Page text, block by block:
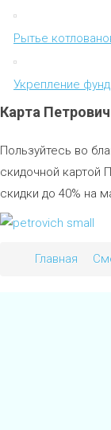
Рытье
Укрепление
Карта
Пользуйтесь во
скидочной картой
скидки до 40% на
Главная